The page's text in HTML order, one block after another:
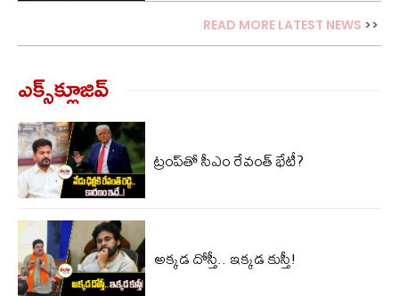
READ MORE LATEST NEWS >>
ఎక్స్‌క్లూజివ్‌
ట్రంప్‌తో సీఎం రేవంత్ భేటీ?
అక్కడ దోస్తీ.. ఇక్కడ కుస్తీ!